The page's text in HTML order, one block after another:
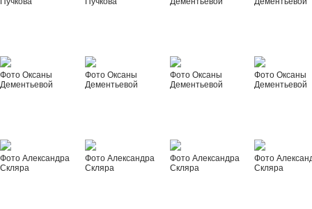
Фото Оксаны
Дементьевой
Фото Оксаны
Дементьевой
Фото Оксаны
Дементьевой
Фото Оксаны
Дементьевой
Фото Александра
Скляра
Фото Александра
Скляра
Фото Александра
Скляра
Фото
Скляра